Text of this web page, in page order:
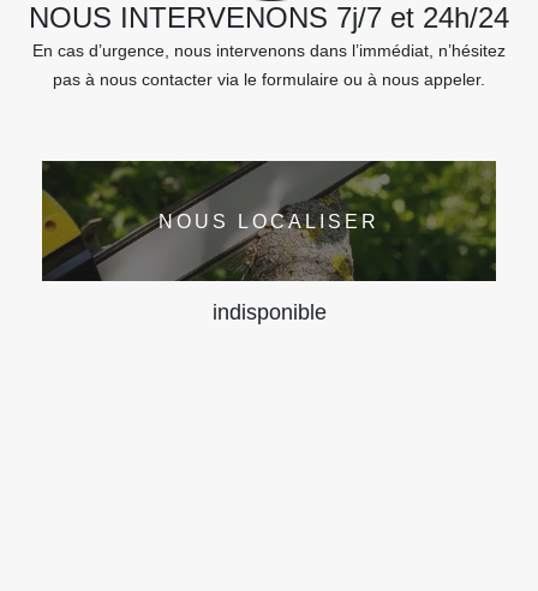
NOUS INTERVENONS 7j/7 et 24h/24
En cas d’urgence, nous intervenons dans l’immédiat, n’hésitez
pas à nous contacter via le formulaire ou à nous appeler.
NOUS LOCALISER
indisponible